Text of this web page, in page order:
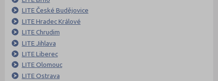
LITE České Budějovice
LITE Hradec Králové
LITE Chrudim
LITE Jihlava
LITE Liberec
LITE Olomouc
LITE Ostrava